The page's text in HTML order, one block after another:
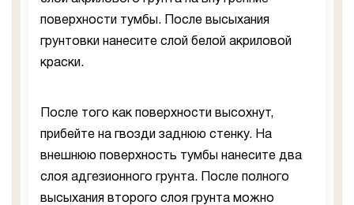
поверхности тумбы. После высыхания
грунтовки нанесите слой белой акриловой
краски.
После того как поверхности высохнут,
прибейте на гвозди заднюю стенку. На
внешнюю поверхность тумбы нанесите два
слоя адгезионного грунта. После полного
высыхания второго слоя грунта можно